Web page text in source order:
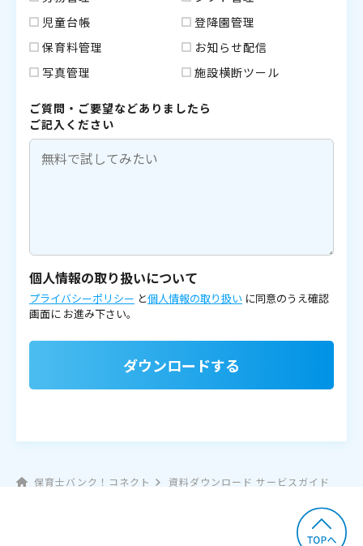
児童台帳
登降園管理
保育料管理
お知らせ配信
写真管理
施設横断ツール
ご質問・ご要望などありましたら
ご記入ください
個人情報の取り扱いについて
プライバシーポリシー と個人情報の取り扱い に同意のうえ確認
画面に お進み下さい。
ダウンロードする
保育士バンク！コネクト 資料ダウンロード サービスガイド